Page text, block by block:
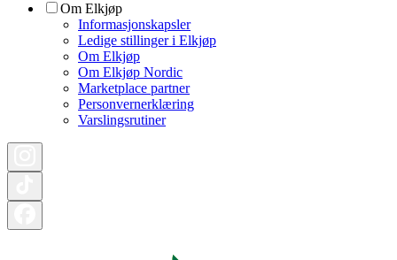
Om Elkjøp
Informasjonskapsler
Ledige stillinger i Elkjøp
Om Elkjøp
Om Elkjøp Nordic
Marketplace partner
Personvernerklæring
Varslingsrutiner